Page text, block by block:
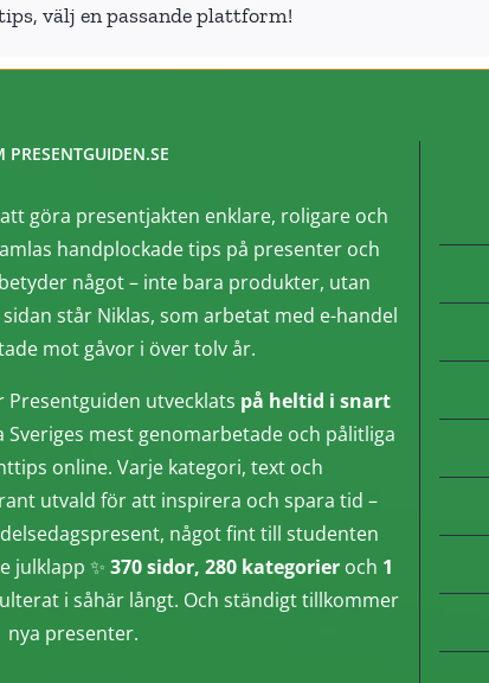
välj en passande plattform!
PRESENTGUIDEN.SE
göra presentjakten enklare, roligare och
handplockade tips på presenter och
något – inte bara produkter, utan
står Niklas, som arbetat med e-handel
mot gåvor i över tolv år.
Presentguiden utvecklats på heltid i snart
Sveriges mest genomarbetade och pålitliga
online. Varje kategori, text och
utvald för att inspirera och spara tid –
något fint till studenten
julklapp ✨ 370 sidor, 280 kategorieroch 1
i såhär långt. Och ständigt tillkommer
nya presenter.